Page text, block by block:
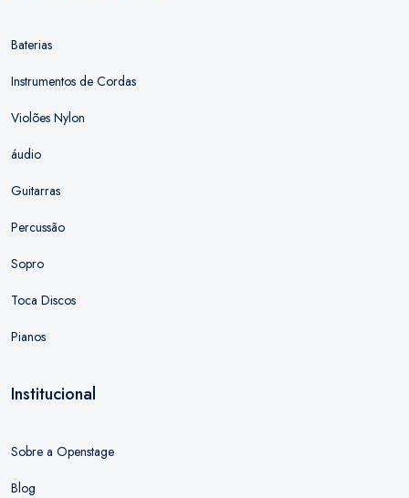
Baterias
Instrumentos de Cordas
Violões Nylon
áudio
Guitarras
Percussão
Sopro
Toca Discos
Pianos
Institucional
Sobre a Openstage
Blog